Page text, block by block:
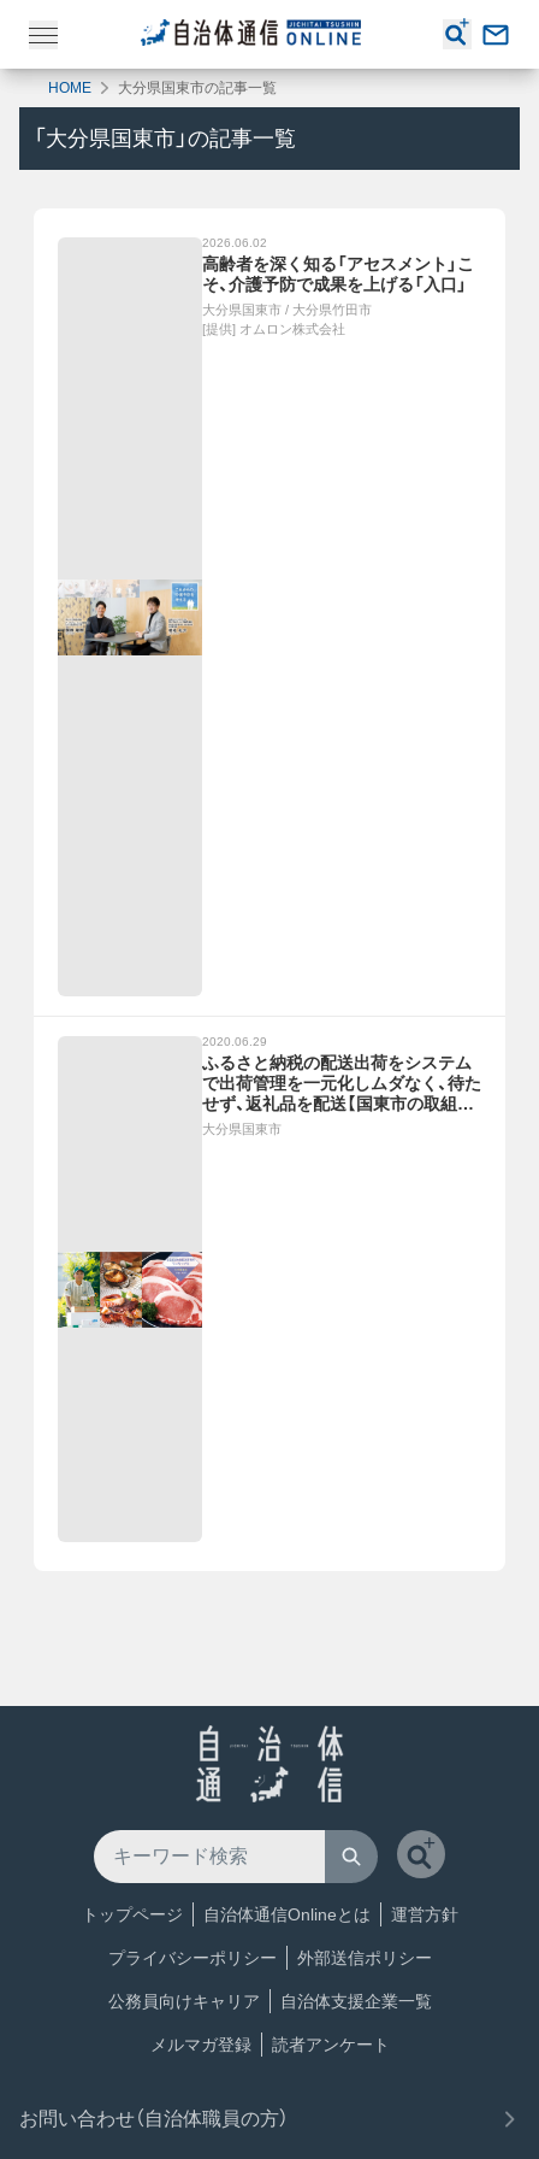
HOME 大分県国東市の記事一覧
「 大分県国東市 」の記事一覧
2026.06.02
高齢者を深く知る「アセスメント」こ
そ、介護予防で成果を上げる「入口」
大分県国東市 / 大分県竹田市
[提供] オムロン株式会社
2020.06.29
ふるさと納税の配送出荷をシステム
で出荷管理を一元化しムダなく、待た
せず、返礼品を配送【国東市の取組事
例】
大分県国東市
トップページ 自治体通信Onlineとは 運営方針
プライバシーポリシー 外部送信ポリシー
公務員向けキャリア 自治体支援企業一覧
メルマガ登録 読者アンケート
お問い合わせ（自治体職員の方）